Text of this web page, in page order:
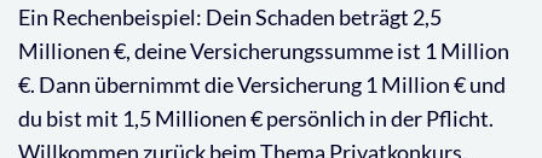
Ein Rechenbeispiel: Dein Schaden beträgt 2,5
Millionen €, deine Versicherungssumme ist 1 Million
€. Dann übernimmt die Versicherung 1 Million € und
du bist mit 1,5 Millionen € persönlich in der Pflicht.
Willkommen zurück beim Thema Privatkonkurs.